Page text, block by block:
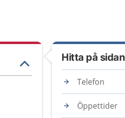
Hitta på sidan
Telefon
Öppettider